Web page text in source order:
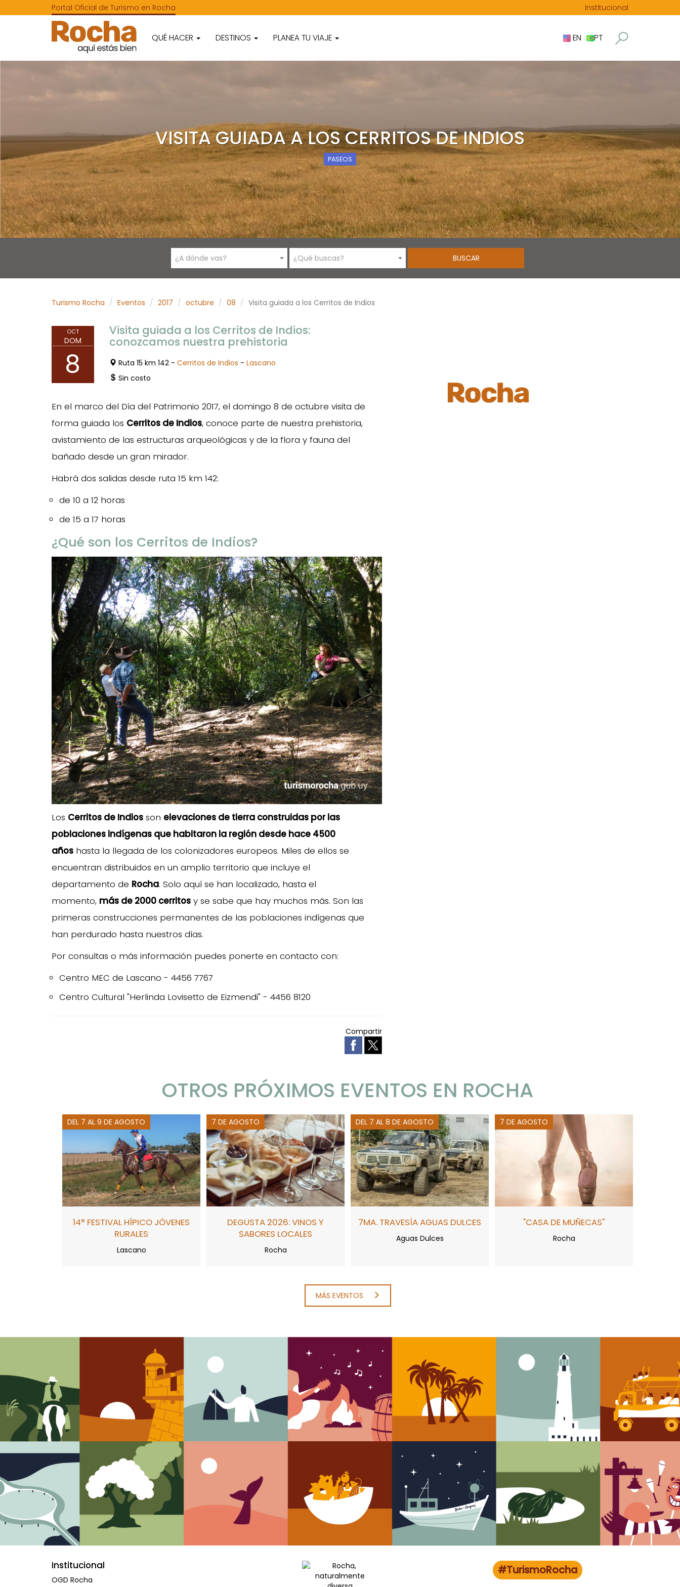
Portal Oficial de Turismo en Rocha Institucional
QUÉ HACER DESTINOS PLANEA TU VIAJE EN PT
VISITA GUIADA A LOS CERRITOS DE INDIOS
PASEOS
¿A dónde vas? ¿Qué buscas?
Turismo Rocha Eventos 2017 octubre 08 Visita guiada a los Cerritos de Indios
OCT
DOM
8
Visita guiada a los Cerritos de Indios:
conozcamos nuestra prehistoria
Ruta 15 km 142 - Cerritos de Indios - Lascano
Sin costo
En el marco del Día del Patrimonio 2017, el domingo 8 de octubre visita de
forma guiada los Cerritos de Indios, conoce parte de nuestra prehistoria,
avistamiento de las estructuras arqueológicas y de la flora y fauna del
bañado desde un gran mirador.
Habrá dos salidas desde ruta 15 km 142:
de 10 a 12 horas
de 15 a 17 horas
¿Qué son los Cerritos de Indios?
Los Cerritos de Indios son elevaciones de tierra construidas por las
poblaciones indígenas que habitaron la región desde hace 4500
años hasta la llegada de los colonizadores europeos. Miles de ellos se
encuentran distribuidos en un amplio territorio que incluye el
departamento de Rocha. Solo aquí se han localizado, hasta el
momento, más de 2000 cerritos y se sabe que hay muchos más. Son las
primeras construcciones permanentes de las poblaciones indígenas que
han perdurado hasta nuestros días.
Por consultas o más información puedes ponerte en contacto con:
Centro MEC de Lascano - 4456 7767
Centro Cultural "Herlinda Lovisetto de Eizmendi" - 4456 8120
Compartir
OTROS PRÓXIMOS EVENTOS EN ROCHA
DEL 7 AL 9 DE AGOSTO
14° FESTIVAL HÍPICO JÓVENES
RURALES
Lascano
7 DE AGOSTO
DEGUSTA 2026: VINOS Y
SABORES LOCALES
Rocha
DEL 7 AL 8 DE AGOSTO
7MA. TRAVESÍA AGUAS DULCES
Aguas Dulces
7 DE AGOSTO
"CASA DE MUÑECAS"
Rocha
MÁS EVENTOS
Institucional
OGD Rocha
#TurismoRocha